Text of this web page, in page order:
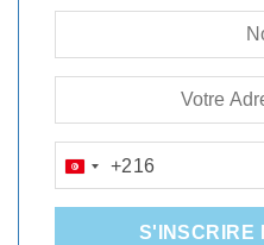
TUNISIA
+216
+216
S'INSCRIRE